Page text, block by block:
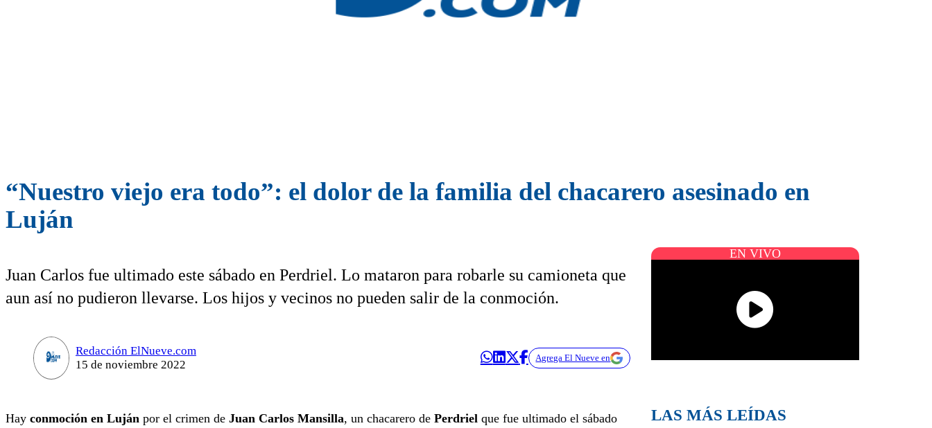
“Nuestro viejo era todo”: el dolor de la familia del chacarero asesinado en
Luján
Juan Carlos fue ultimado este sábado en Perdriel. Lo mataron para robarle su camioneta que
aun así no pudieron llevarse. Los hijos y vecinos no pueden salir de la conmoción.
Redacción ElNueve.com
15 de noviembre 2022
Agrega El Nueve en
Hay conmoción en Luján por el crimen de Juan Carlos Mansilla, un chacarero de Perdriel que fue ultimado el sábado
EN VIVO
LAS MÁS LEÍDAS